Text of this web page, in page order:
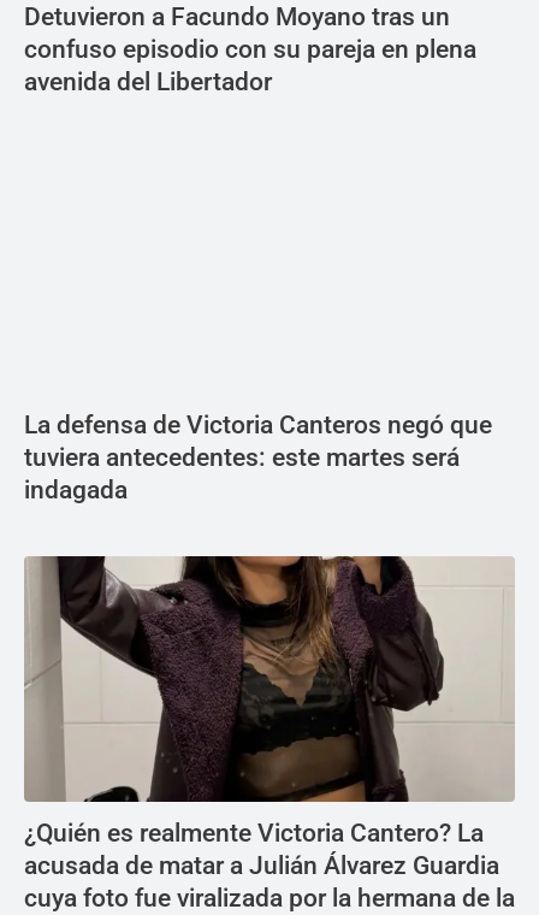
Detuvieron a Facundo Moyano tras un
confuso episodio con su pareja en plena
avenida del Libertador
La defensa de Victoria Canteros negó que
tuviera antecedentes: este martes será
indagada
¿Quién es realmente Victoria Cantero? La
acusada de matar a Julián Álvarez Guardia
cuya foto fue viralizada por la hermana de la